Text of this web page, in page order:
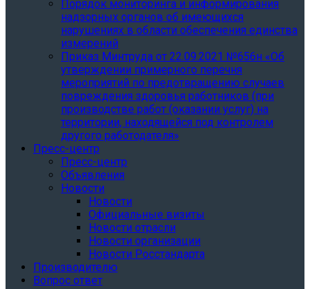
Порядок мониторинга и информирования
надзорных органов об имеющихся
нарушениях в области обеспечения единства
измерений
Приказ Минтруда от 22.09.2021 №656н «Об
утверждении примерного перечня
мероприятий по предотвращению случаев
повреждения здоровья работников (при
производстве работ (оказании услуг) на
территории, находящейся под контролем
другого работодателя»
Пресс-центр
Пресс-центр
Объявления
Новости
Новости
Официальные визиты
Новости отрасли
Новости организации
Новости Росстандарта
Производителю
Вопрос ответ